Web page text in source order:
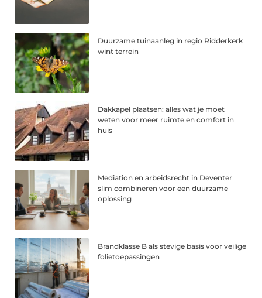
Duurzame tuinaanleg in regio Ridderkerk
wint terrein
Dakkapel plaatsen: alles wat je moet
weten voor meer ruimte en comfort in
huis
Mediation en arbeidsrecht in Deventer
slim combineren voor een duurzame
oplossing
Brandklasse B als stevige basis voor veilige
folietoepassingen